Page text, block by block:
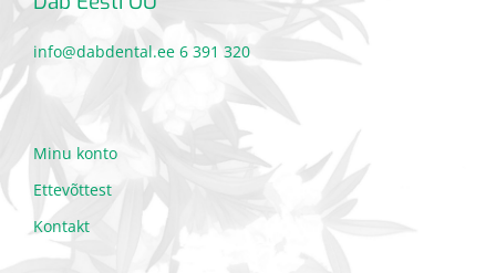
info@dabdental.ee 6 391 320
Minu konto
Ettevõttest
Kontakt